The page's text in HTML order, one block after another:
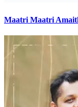
Maatri Maatri